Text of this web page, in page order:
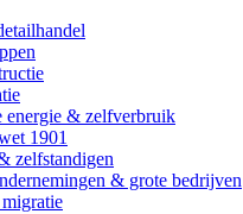
energie & zelfverbruik
1901
zelfstandigen
& grote bedrijven